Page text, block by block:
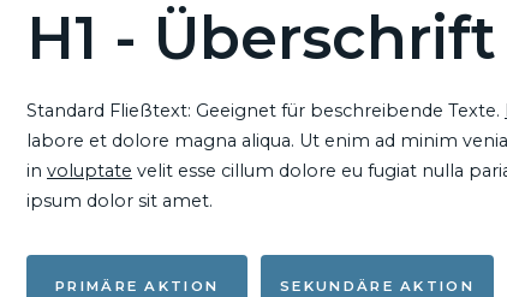
H1 - Überschrift
Standard Fließtext: Geeignet für beschreibende Texte.
labore et dolore magna aliqua. Ut enim ad minim
in voluptate velit esse cillum dolore eu fugiat nulla
ipsum dolor sit amet.
PRIMÄRE AKTION SEKUNDÄRE AKTION